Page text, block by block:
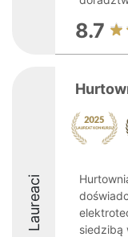
8.7
Laureaci
siedzibą